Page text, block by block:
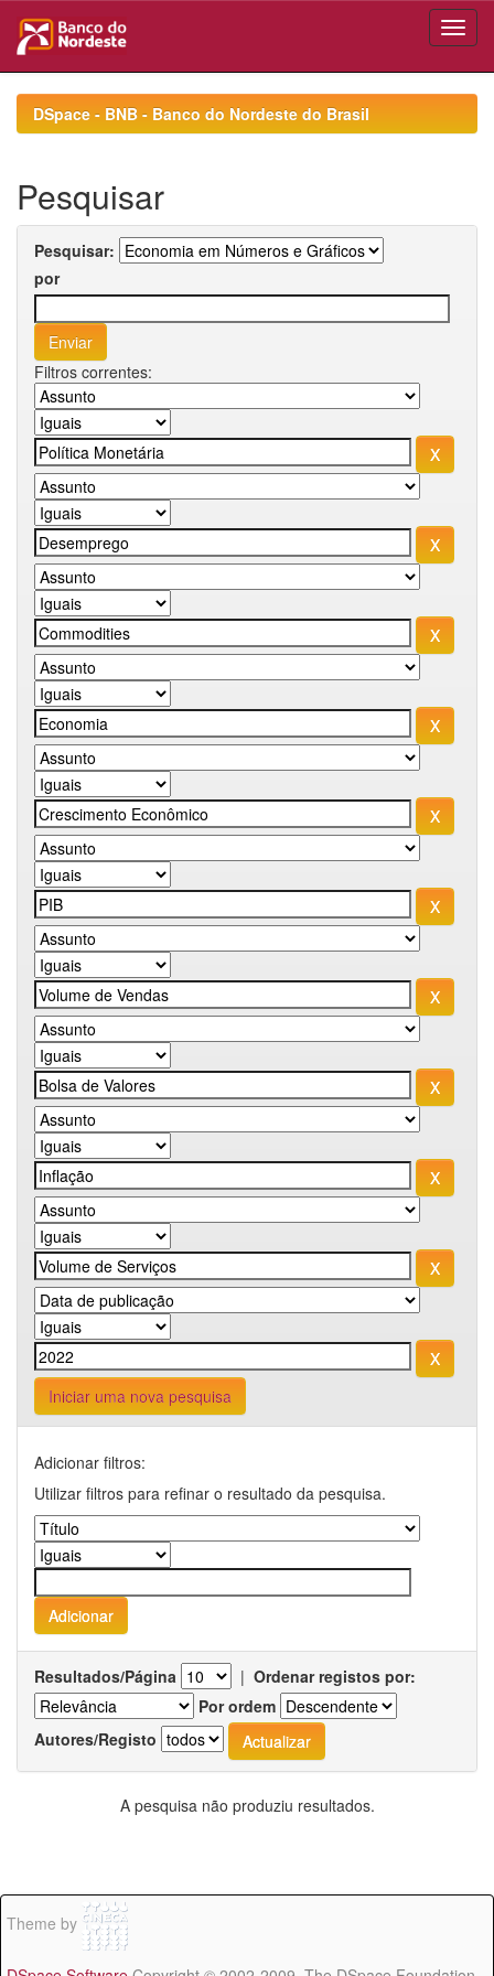
navigationDSpace - BNB - Banco do Nordeste do Brasil
Pesquisar
Pesquisar:
por
Filtros correntes:
Iniciar uma nova pesquisa
Adicionar filtros:
Utilizar filtros para refinar o resultado da pesquisa.
Resultados/Página | Ordenar registos por:
Por ordem
Autores/Registo
A pesquisa não produziu resultados.
Theme by